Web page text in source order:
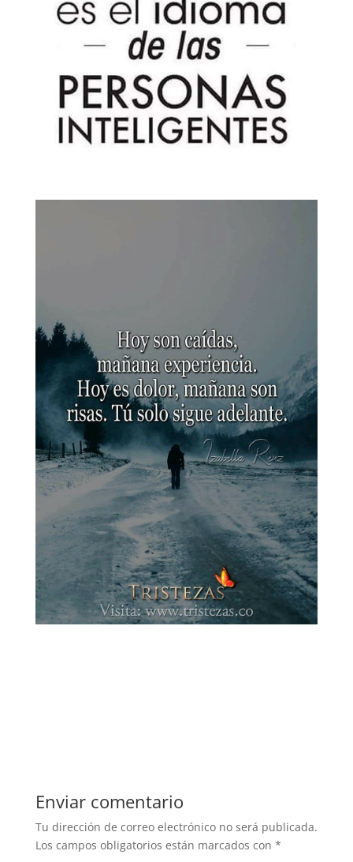
Enviar comentario
Tu dirección de correo electrónico no será publicada.
Los campos obligatorios están marcados con *